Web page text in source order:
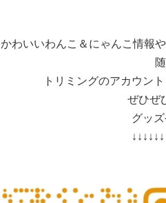
かわいいわんこ＆にゃんこ情報
トリミングのアカウン
ぜひぜ
グッ